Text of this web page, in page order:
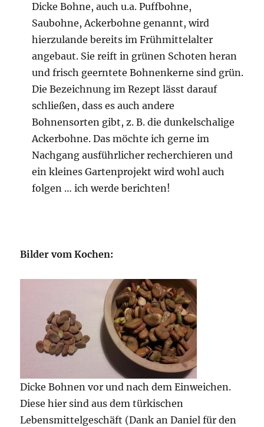
Dicke Bohne, auch u.a. Puffbohne,
Saubohne, Ackerbohne genannt, wird
hierzulande bereits im Frühmittelalter
angebaut. Sie reift in grünen Schoten heran
und frisch geerntete Bohnenkerne sind grün.
Die Bezeichnung im Rezept lässt darauf
schließen, dass es auch andere
Bohnensorten gibt, z. B. die dunkelschalige
Ackerbohne. Das möchte ich gerne im
Nachgang ausführlicher recherchieren und
ein kleines Gartenprojekt wird wohl auch
folgen … ich werde berichten!
Bilder vom Kochen:
Dicke Bohnen vor und nach dem Einweichen.
Diese hier sind aus dem türkischen
Lebensmittelgeschäft (Dank an Daniel für den